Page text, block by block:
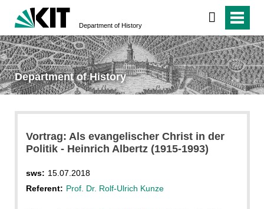
Department of History
Department of History
Vortrag: Als evangelischer Christ in der
Politik - Heinrich Albertz (1915-1993)
sws: 15.07.2018
Referent: Prof. Dr. Rolf-Ulrich Kunze